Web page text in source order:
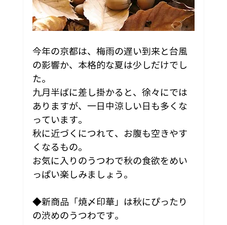
今年の京都は、梅雨の遅い到来と台風
の影響か、本格的な夏は少しだけでし
た。
九月半ばに差し掛かると、徐々にでは
ありますが、一日中涼しい日も多くな
っています。
秋に近づくにつれて、お腹も空きやす
くなるもの。
お気に入りのうつわで秋の食欲をめい
っぱい楽しみましょう。
◆新商品「焼〆印華」は秋にぴったり
の渋めのうつわです。